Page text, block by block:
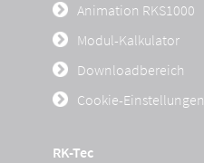
Animation RKS1000
Modul-Kalkulator
Downloadbereich
Cookie-Einstellungen
RK-Tec